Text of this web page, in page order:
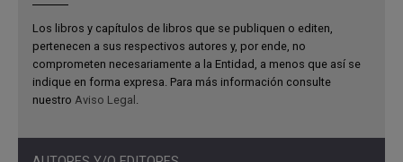
Los libros y capítulos de libros que se publiquen o editen,
pertenecen a sus respectivos autores y, por ende, no
comprometen necesariamente a la Entidad, a menos que así se
indique en forma expresa. Para más información consulte
nuestro Aviso Legal